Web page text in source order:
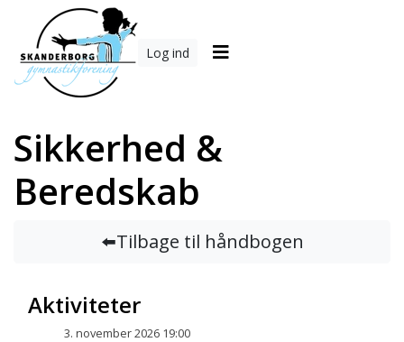
Log ind
Sikkerhed &
Beredskab
⬅️Tilbage til håndbogen
Aktiviteter
3. november 2026 19:00